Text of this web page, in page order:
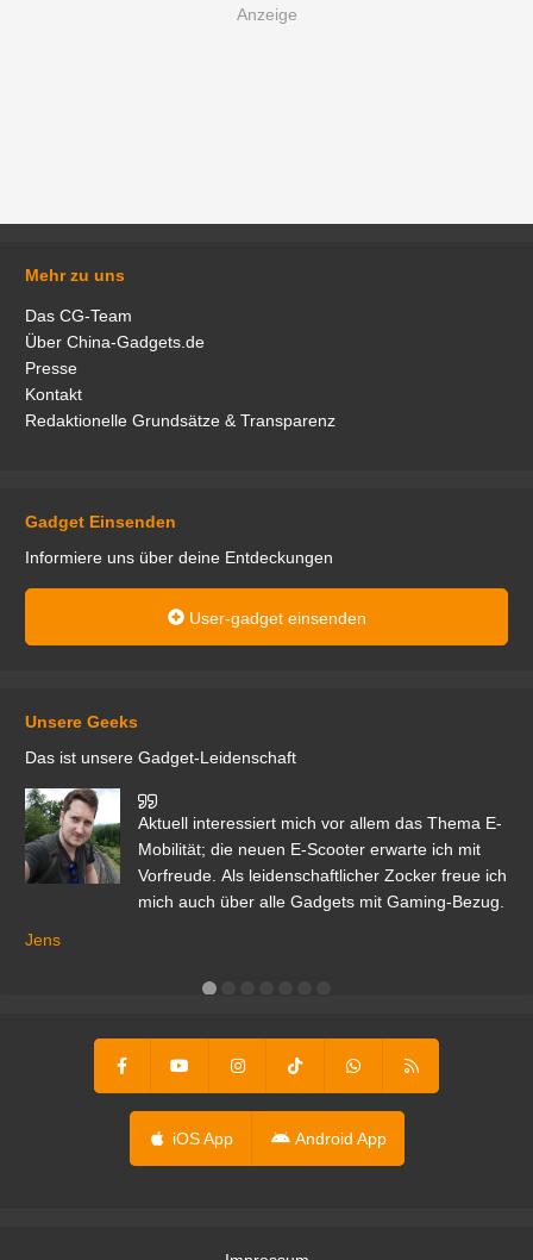
Mehr zu uns
Das CG-Team
Über China-Gadgets.de
Presse
Kontakt
Redaktionelle Grundsätze & Transparenz
Gadget Einsenden
Informiere uns über deine Entdeckungen
User-gadget einsenden
Unsere Geeks
Das ist unsere Gadget-Leidenschaft
Aktuell interessiert mich vor allem das Thema E-
Mobilität; die neuen E-Scooter erwarte ich mit
Vorfreude. Als leidenschaftlicher Zocker freue ich
mich auch über alle Gadgets mit Gaming-Bezug.
Jens
iOS App Android App